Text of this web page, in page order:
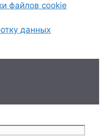
файлов cookie
данных